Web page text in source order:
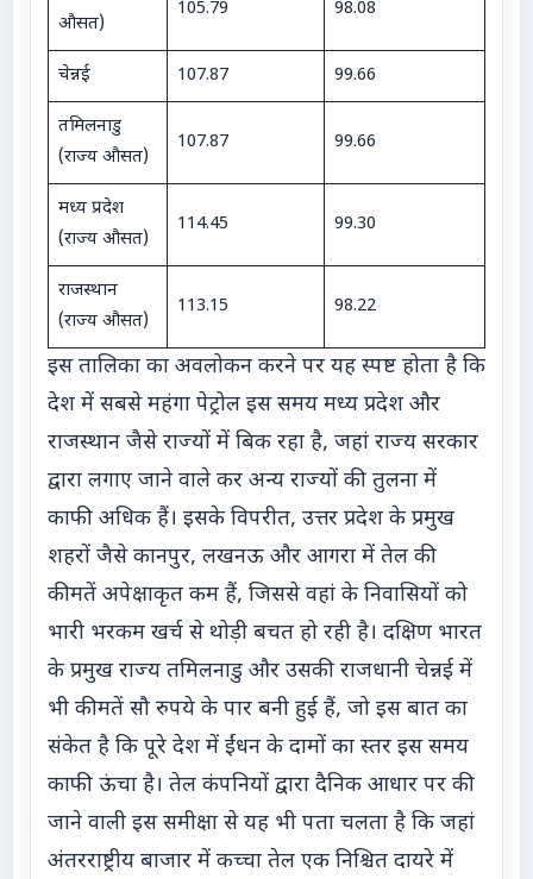
औसत)
105.79 98.08
चेन्नई 107.87 99.66
तमिलनाडु
(राज्य औसत)
107.87 99.66
मध्य प्रदेश
(राज्य औसत)
114.45 99.30
राजस्थान
(राज्य औसत)
113.15 98.22
इस तालिका का अवलोकन करने पर यह स्पष्ट होता है कि
देश में सबसे महंगा पेट्रोल इस समय मध्य प्रदेश और
राजस्थान जैसे राज्यों में बिक रहा है, जहां राज्य सरकार
द्वारा लगाए जाने वाले कर अन्य राज्यों की तुलना में
काफी अधिक हैं। इसके विपरीत, उत्तर प्रदेश के प्रमुख
शहरों जैसे कानपुर, लखनऊ और आगरा में तेल की
कीमतें अपेक्षाकृत कम हैं, जिससे वहां के निवासियों को
भारी भरकम खर्च से थोड़ी बचत हो रही है। दक्षिण भारत
के प्रमुख राज्य तमिलनाडु और उसकी राजधानी चेन्नई में
भी कीमतें सौ रुपये के पार बनी हुई हैं, जो इस बात का
संकेत है कि पूरे देश में ईंधन के दामों का स्तर इस समय
काफी ऊंचा है। तेल कंपनियों द्वारा दैनिक आधार पर की
जाने वाली इस समीक्षा से यह भी पता चलता है कि जहां
अंतरराष्ट्रीय बाजार में कच्चा तेल एक निश्चित दायरे में